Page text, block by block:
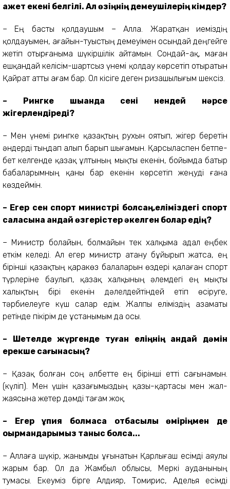
қажет екені белгілі. Ал өзіңнің демеушілерің кімдер?
– Ең басты қолдаушым – Алла. Жаратқан иеміздің
қолдауымен, ағайын-туыстың демеуімен осындай деңгейге
жетіп отырғаныма шүкіршілік айтамын. Сондай-ақ, маған
ешқандай келісім-шартсыз үнемі қолдау көрсетіп отыратын
Қайрат атты ағам бар. Ол кісіге деген ризашылығым шексіз.
– Рингке шыққанда сені нендей нәрсе
жігерлендіреді?
– Мен үнемі рингке қазақтың рухын оятып, жігер беретін
әндерді тыңдап алып барып шығамын. Қарсыласпен бетпе-
бет келгенде қазақ ұлтының мықты екенін, бойымда батыр
бабаларымның қаны бар екенін көрсетіп жеңуді ғана
көздеймін.
– Егер сен спорт министрі болсаң,еліміздегі спорт
саласына қандай өзгерістер әкелген болар едің?
– Министр болайын, болмайын тек халқыма адал еңбек
еткім келеді. Ал егер министр атану бұйырып жатса, ең
бірінші қазақтың қаракөз балаларын өздері қалаған спорт
түрлеріне баулып, қазақ халқының әлемдегі ең мықты
халықтың бірі екенін дәлелдейтіндей етіп өсіруге,
тәрбиелеуге күш салар едім. Жалпы еліміздің азаматы
ретінде пікірім де ұстанымым да осы.
– Шетелде жүргенде туған еліңнің қандай дәмін
ерекше сағынасың?
– Қазақ болған соң әлбетте ең бірінші етті сағынамын.
(күліп). Мен үшін қазағымыздың қазы-қартасы мен жал-
жаясына жетер дәмді тағам жоқ.
– Егер құпия болмаса отбасылық өміріңмен де
оқырмандарымыз таныс болса...
– Аллаға шүкір, жанымды ұғынатын Қарлығаш есімді аяулы
жарым бар. Ол да Жамбыл облысы, Меркі ауданының
тумасы. Екеуміз бірге Алдияр, Томирис, Аделья есімді